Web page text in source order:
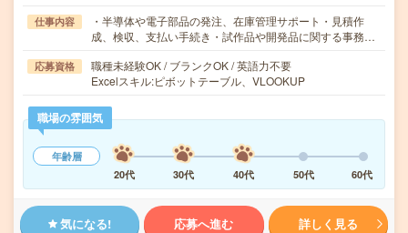
仕事内容
・半導体や電子部品の発注、在庫管理サポート・見積作
成、検収、支払い手続き・試作品や開発品に関する事務…
応募資格
職種未経験OK / ブランクOK / 英語力不要
Excelスキル:ピボットテーブル、VLOOKUP
職場の雰囲気
年齢層
20代
30代 40代 50代 60代
気になる! 応募へ進む 詳しく見る